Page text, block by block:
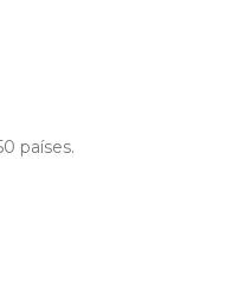
países.